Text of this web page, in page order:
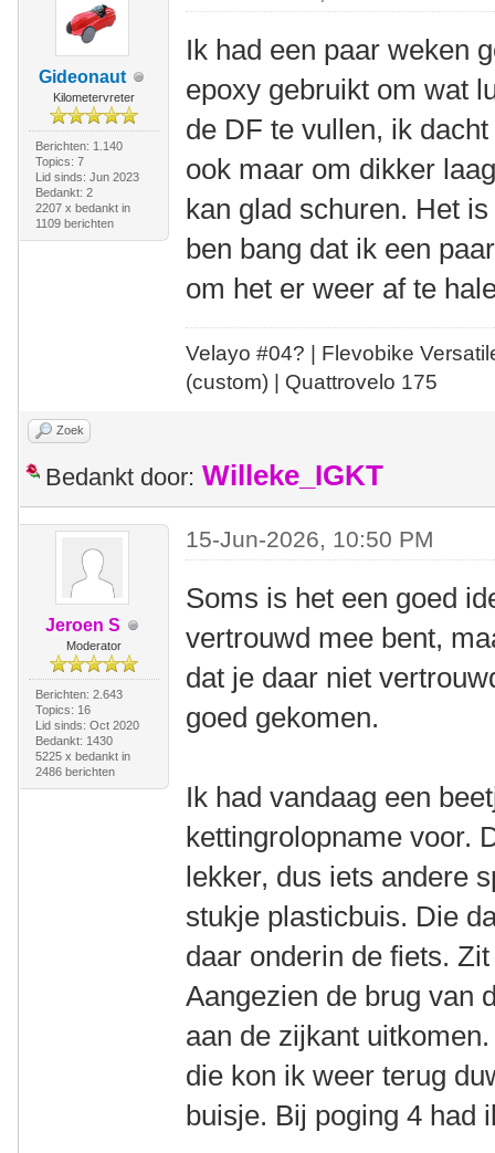
Gideonaut
Kilometervreter
Berichten: 1.140
Topics: 7
Lid sinds: Jun 2023
Bedankt: 2
2207 x bedankt in
1109 berichten
Ik had een paar weken
epoxy gebruikt om wat
de DF te vullen, ik
ook maar om dikker
kan glad schuren. Het
ben bang dat ik een
om het er weer af te
Velayo #04? | Flevobike
(custom) | Quattrovelo 175
Zoek
Bedankt door: Willeke_IGKT
Jeroen S
Moderator
Berichten: 2.643
Topics: 16
Lid sinds: Oct 2020
Bedankt: 1430
5225 x bedankt in
2486 berichten
15-Jun-2026, 10:50 PM
Soms is het een goed
vertrouwd mee bent,
dat je daar niet
goed gekomen.
Ik had vandaag een
kettingrolopname voor.
lekker, dus iets andere
stukje plasticbuis. Die
daar onderin de fiets.
Aangezien de brug van
aan de zijkant
die kon ik weer terug
buisje. Bij poging 4 had